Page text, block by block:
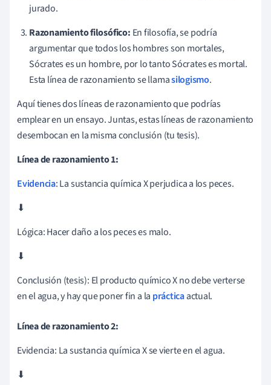
jurado.
Razonamiento filosófico: En filosofía, se podría
argumentar que todos los hombres son mortales,
Sócrates es un hombre, por lo tanto Sócrates es mortal.
Esta línea de razonamiento se llamasilogismo.
Aquí tienes dos líneas de razonamiento que podrías
emplear en un ensayo. Juntas, estas líneas de razonamiento
desembocan en la misma conclusión (tu tesis).
Línea de razonamiento 1:
Evidencia: La sustancia química X perjudica a los peces.
⬇
Lógica: Hacer daño a los peces es malo.
⬇
Conclusión (tesis): El producto químico X no debe verterse
en el agua, y hay que poner fin a la prácticaactual.
Línea de razonamiento 2:
Evidencia: La sustancia química X se vierte en el agua.
⬇